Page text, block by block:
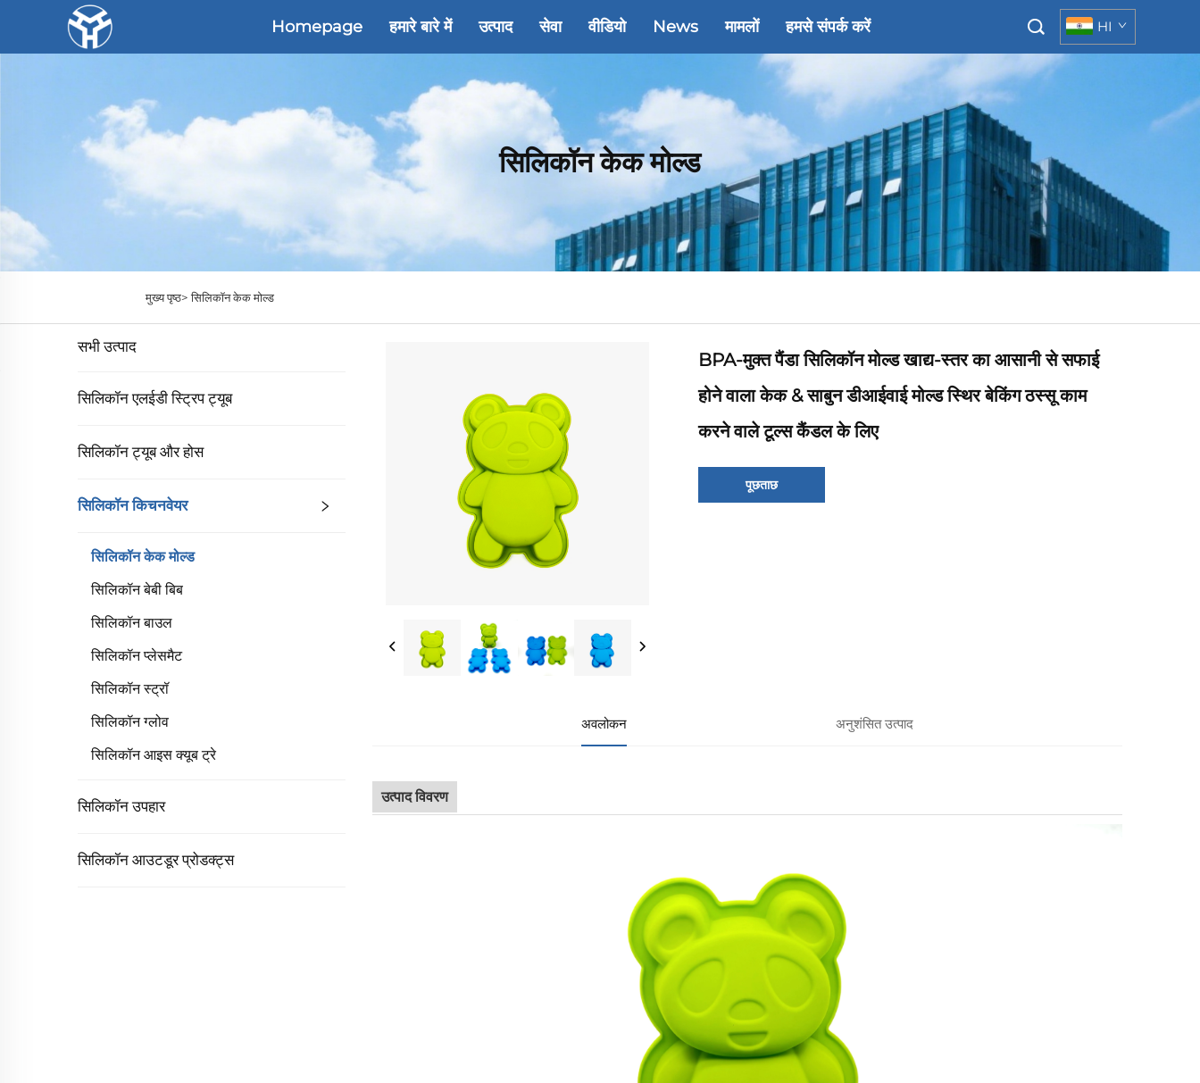
Homepage हमारे बारे में उत्पाद सेवा वीडियो News मामलों हमसे संपर्क करें HI
सिलिकॉन केक मोल्ड
मुख्य पृष्ठ> सिलिकॉन केक मोल्ड
सभी उत्पाद
सिलिकॉन एलईडी स्ट्रिप ट्यूब
सिलिकॉन ट्यूब और होस
सिलिकॉन किचनवेयर
सिलिकॉन केक मोल्ड
सिलिकॉन बेबी बिब
सिलिकॉन बाउल
सिलिकॉन प्लेसमैट
सिलिकॉन स्ट्रॉ
सिलिकॉन ग्लोव
सिलिकॉन आइस क्यूब ट्रे
सिलिकॉन उपहार
सिलिकॉन आउटडूर प्रोडक्ट्स
BPA-मुक्त पैंडा सिलिकॉन मोल्ड खाद्य-स्तर का आसानी से सफाई
होने वाला केक & साबुन डीआईवाई मोल्ड स्थिर बेकिंग ठस्सू काम
करने वाले टूल्स कैंडल के लिए
पूछताछ
अवलोकन अनुशंसित उत्पाद
उत्पाद विवरण